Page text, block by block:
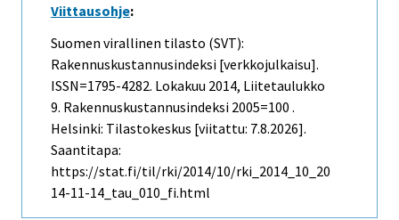
Viittausohje:
Suomen virallinen tilasto (SVT):
Rakennuskustannusindeksi [verkkojulkaisu].
ISSN=1795-4282. Lokakuu 2014, Liitetaulukko
9. Rakennuskustannusindeksi 2005=100 .
Helsinki: Tilastokeskus [viitattu: 7.8.2026].
Saantitapa:
https://stat.fi/til/rki/2014/10/rki_2014_10_20
14-11-14_tau_010_fi.html